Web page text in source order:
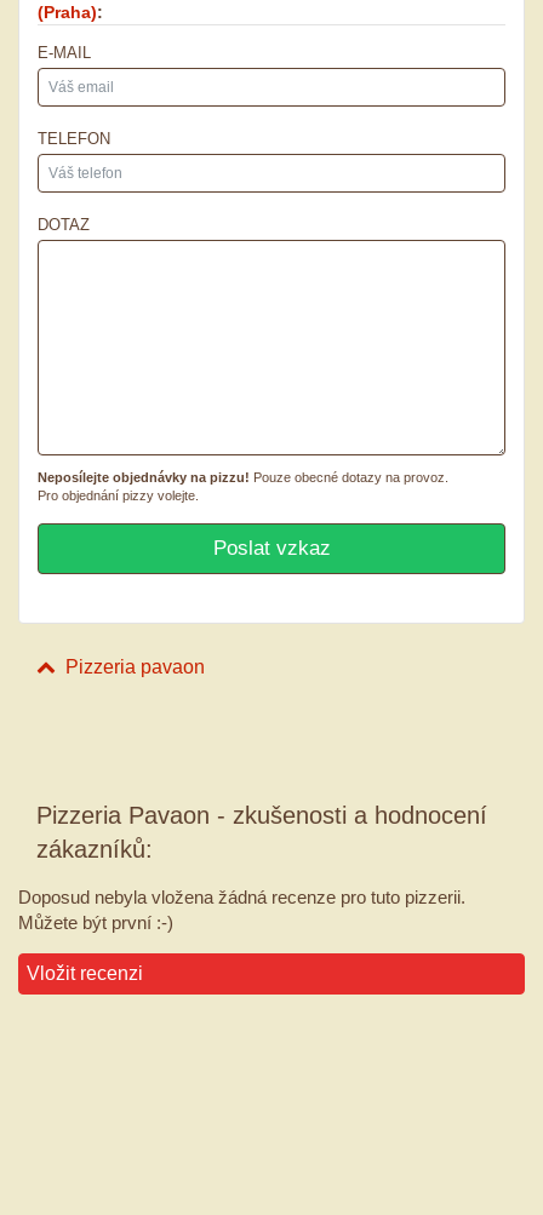
(Praha):
E-MAIL
TELEFON
DOTAZ
Neposílejte objednávky na pizzu! Pouze obecné dotazy na provoz.
Pro objednání pizzy volejte.
Pizzeria pavaon
Pizzeria Pavaon - zkušenosti a hodnocení
zákazníků:
Doposud nebyla vložena žádná recenze pro tuto pizzerii.
Můžete být první :-)
Vložit recenzi